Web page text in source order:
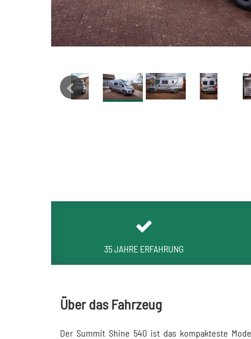
35 JAHRE ERFAHRUNG
Über das Fahrzeug
Der Summit Shine 540 ist das kompakteste